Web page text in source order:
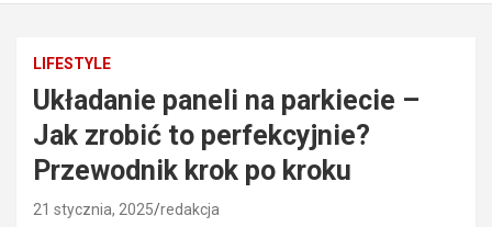
LIFESTYLE
Układanie paneli na parkiecie –
Jak zrobić to perfekcyjnie?
Przewodnik krok po kroku
21 stycznia, 2025 redakcja